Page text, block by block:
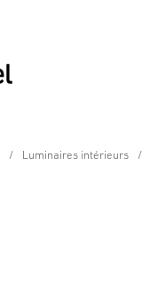
Luminaires intérieurs